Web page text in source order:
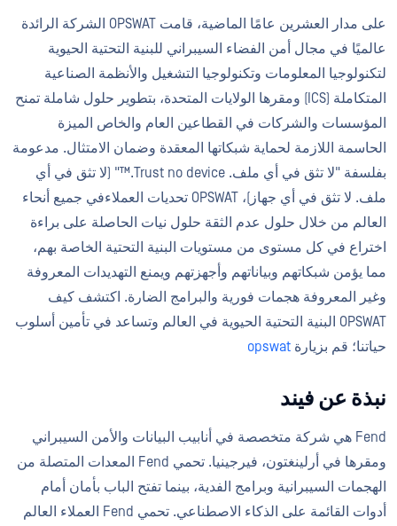
على مدار العشرين عامًا الماضية، قامت OPSWAT الشركة الرائدة
عالميًا في مجال أمن الفضاء السيبراني للبنية التحتية الحيوية
لتكنولوجيا المعلومات وتكنولوجيا التشغيل والأنظمة الصناعية
المتكاملة (ICS) ومقرها الولايات المتحدة، بتطوير حلول شاملة تمنح
المؤسسات والشركات في القطاعين العام والخاص الميزة
الحاسمة اللازمة لحماية شبكاتها المعقدة وضمان الامتثال. مدعومة
بفلسفة "لا تثق في أي ملف. Trust no device.™" (لا تثق في أي
ملف. لا تثق في أي جهاز)، OPSWAT تحديات العملاءفي جميع أنحاء
العالم من خلال حلول عدم الثقة حلول نيات الحاصلة على براءة
اختراع في كل مستوى من مستويات البنية التحتية الخاصة بهم،
مما يؤمن شبكاتهم وبياناتهم وأجهزتهم ويمنع التهديدات المعروفة
وغير المعروفة هجمات فورية والبرامج الضارة. اكتشف كيف
OPSWAT البنية التحتية الحيوية في العالم وتساعد في تأمين أسلوب
حياتنا؛ قم بزيارة opswat
نبذة عن فيند
Fend هي شركة متخصصة في أنابيب البيانات والأمن السيبراني
ومقرها في أرلينغتون، فيرجينيا. تحمي Fend المعدات المتصلة من
الهجمات السيبرانية وبرامج الفدية، بينما تفتح الباب بأمان أمام
أدوات القائمة على الذكاء الاصطناعي. تحمي Fend العملاء العالم